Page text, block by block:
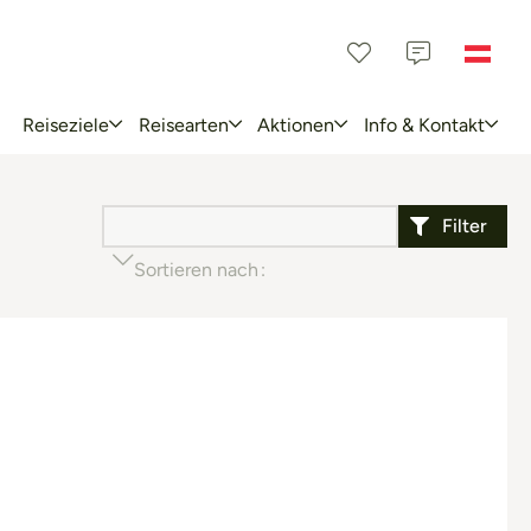
Reiseziele Reisearten Aktionen Info & Kontakt
Filter
Sortieren nach